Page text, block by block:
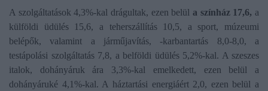
A szolgáltatások 4,3%-kal drágultak, ezen belül a színház 17,6, a
külföldi üdülés 15,6, a teherszállítás 10,5, a sport, múzeumi
belépők, valamint a járműjavítás, -karbantartás 8,0-8,0, a
testápolási szolgáltatás 7,8, a belföldi üdülés 5,2%-kal. A szeszes
italok, dohányáruk ára 3,3%-kal emelkedett, ezen belül a
dohányáruké 4,1%-kal. A háztartási energiáért 2,0, ezen belül a